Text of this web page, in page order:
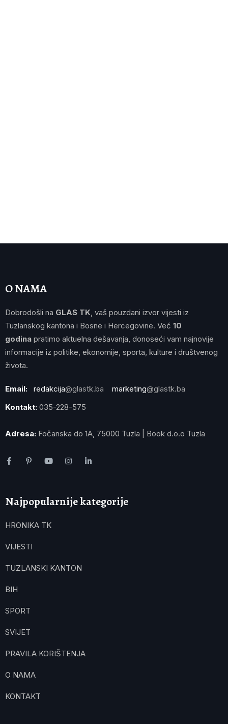
O NAMA
Dobrodošli na GLAS TK , vaš pouzdani izvor vijesti iz
Tuzlanskog kantona i Bosne i Hercegovine. Već 10
godina pratimo aktuelna dešavanja, donoseći vam najnovije
informacije iz politike, ekonomije, sporta, kulture i društvenog
života.
Email: redakcija@glastk.ba marketing@glastk.ba
Kontakt: 035-228-575
Adresa: Fočanska do 1A, 75000 Tuzla | Book d.o.o Tuzla
Najpopularnije kategorije
HRONIKA TK
VIJESTI
TUZLANSKI KANTON
BIH
SPORT
SVIJET
PRAVILA KORIŠTENJA
O NAMA
KONTAKT